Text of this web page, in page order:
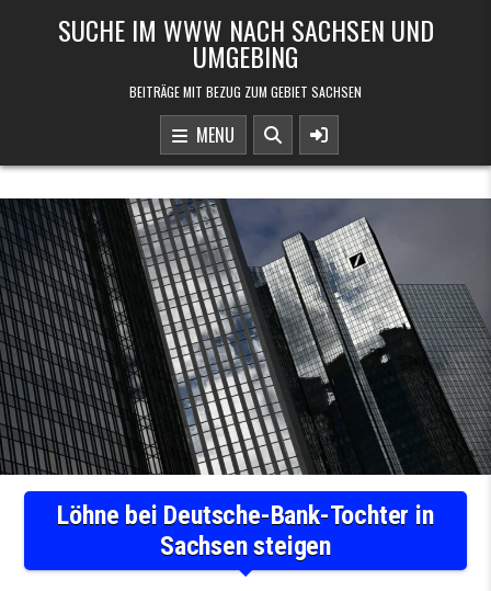
SUCHE IM WWW NACH SACHSEN UND
UMGEBING
BEITRÄGE MIT BEZUG ZUM GEBIET SACHSEN
MENU
Löhne bei Deutsche-Bank-Tochter in
Sachsen steigen